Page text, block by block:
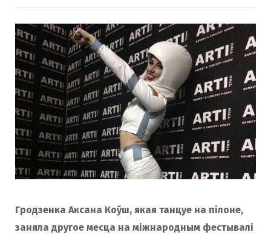
Гродзенка Аксана Коўш, якая танцуе на пiлоне,
заняла другое месца на міжнародным фестывалі